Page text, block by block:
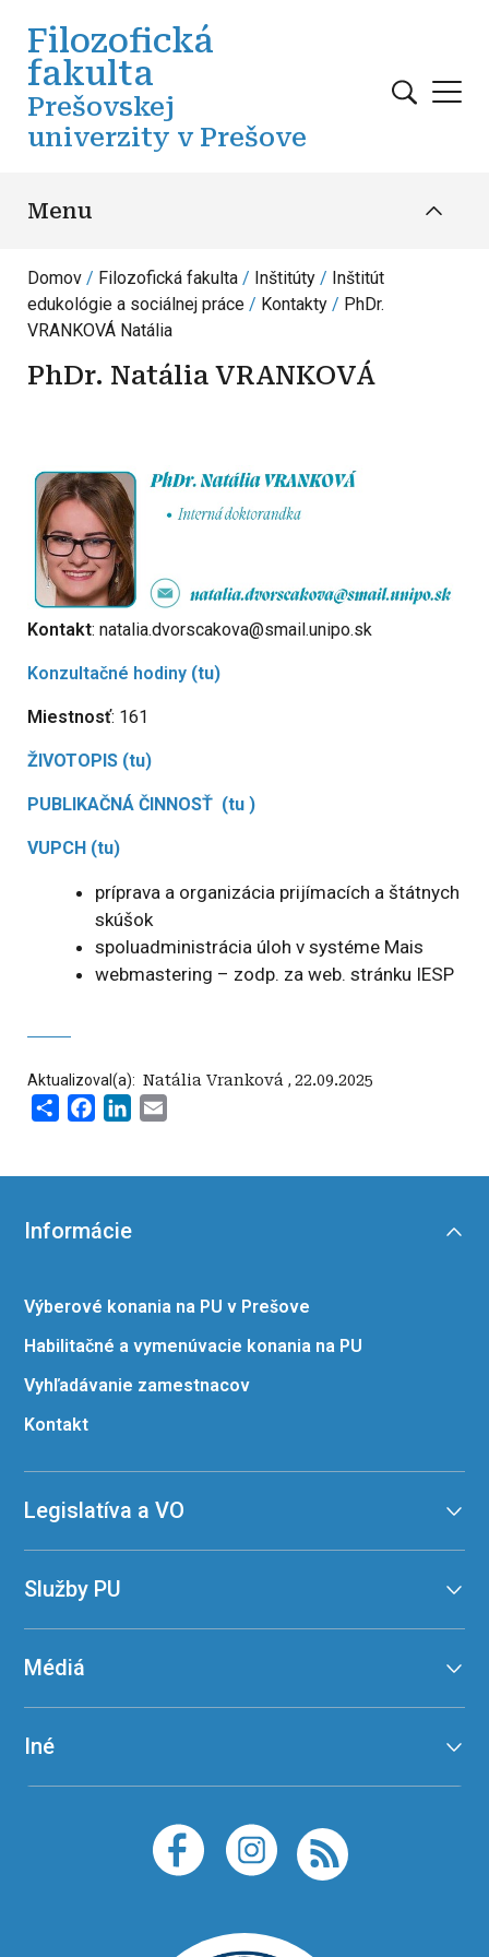
Filozofická
fakulta
Prešovskej
univerzity v Prešove
Menu
Domov Filozofická fakulta Inštitúty
Inštitút
edukológie a sociálnej práce
Kontakty
PhDr.
VRANKOVÁ Natália
PhDr. Natália VRANKOVÁ
Kontakt: natalia.dvorscakova@smail.unipo.sk
Konzultačné hodiny (tu)
Miestnosť: 161
ŽIVOTOPIS (tu)
PUBLIKAČNÁ ČINNOSŤ (tu )
VUPCH (tu)
príprava a organizácia prijímacích a štátnych
skúšok
spoluadministrácia úloh v systéme Mais
webmastering – zodp. za web. stránku IESP
Aktualizoval(a): ‍ Natália Vranková , 22.09.2025
Share FacebookLinkedIn
Informácie
Výberové konania na PU v Prešove
Habilitačné a vymenúvacie konania na PU
Vyhľadávanie zamestnacov
Kontakt
Legislatíva a VO
Služby PU
Médiá
Iné